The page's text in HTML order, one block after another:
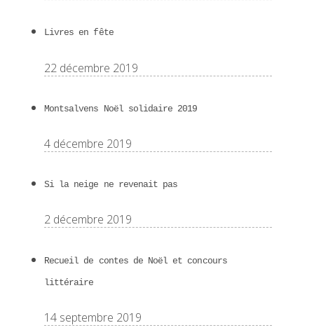
Livres en fête
22 décembre 2019
Montsalvens Noël solidaire 2019
4 décembre 2019
Si la neige ne revenait pas
2 décembre 2019
Recueil de contes de Noël et concours
littéraire
14 septembre 2019